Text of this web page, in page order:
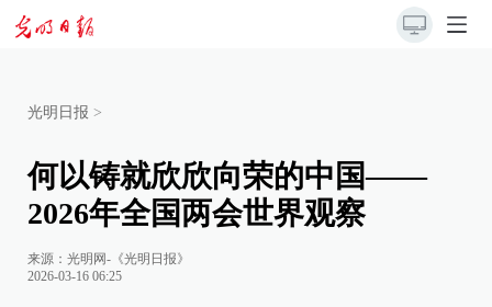
光明日报 >
何以铸就欣欣向荣的中国——
2026年全国两会世界观察
来源： 光明网-《光明日报》
2026-03-16 06:25